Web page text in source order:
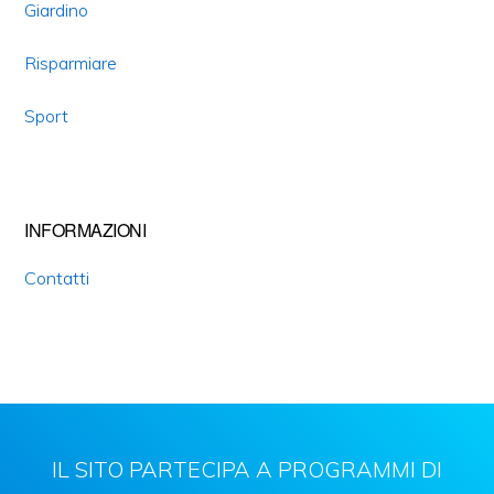
Giardino
Risparmiare
Sport
INFORMAZIONI
Contatti
IL SITO PARTECIPA A PROGRAMMI DI